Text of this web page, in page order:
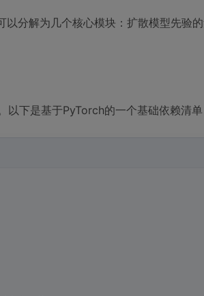
分解为几个核心模块：扩散模型先验
下是基于PyTorch的一个基础依赖清单